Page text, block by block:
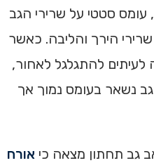
סטטי על שרירי הגב
הירך והליבה. כאשר
לעיתים להתגלגל לאחור,
נשאר בעומס נמוך אך
גב תחתון מצאה כי אורח